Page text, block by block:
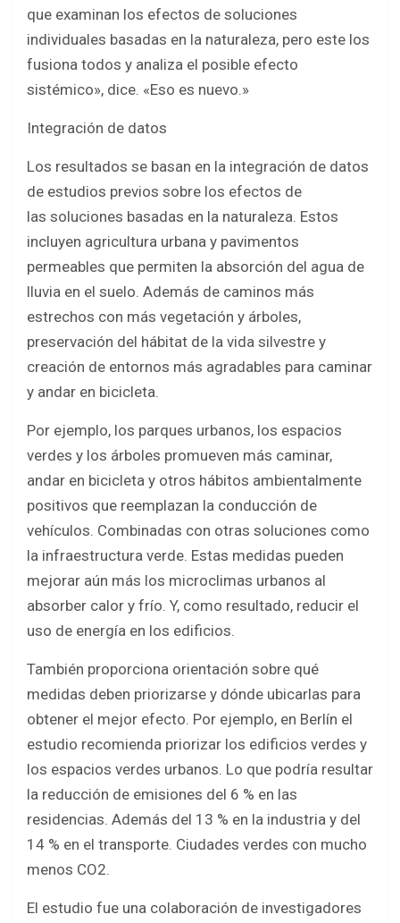
que examinan los efectos de soluciones
individuales basadas en la naturaleza, pero este los
fusiona todos y analiza el posible efecto
sistémico», dice. «Eso es nuevo.»
Integración de datos
Los resultados se basan en la integración de datos
de estudios previos sobre los efectos de
las soluciones basadas en la naturaleza. Estos
incluyen agricultura urbana y pavimentos
permeables que permiten la absorción del agua de
lluvia en el suelo. Además de caminos más
estrechos con más vegetación y árboles,
preservación del hábitat de la vida silvestre y
creación de entornos más agradables para caminar
y andar en bicicleta.
Por ejemplo, los parques urbanos, los espacios
verdes y los árboles promueven más caminar,
andar en bicicleta y otros hábitos ambientalmente
positivos que reemplazan la conducción de
vehículos. Combinadas con otras soluciones como
la infraestructura verde. Estas medidas pueden
mejorar aún más los microclimas urbanos al
absorber calor y frío. Y, como resultado, reducir el
uso de energía en los edificios.
También proporciona orientación sobre qué
medidas deben priorizarse y dónde ubicarlas para
obtener el mejor efecto. Por ejemplo, en Berlín el
estudio recomienda priorizar los edificios verdes y
los espacios verdes urbanos. Lo que podría resultar
la reducción de emisiones del 6 % en las
residencias. Además del 13 % en la industria y del
14 % en el transporte. Ciudades verdes con mucho
menos CO2.
El estudio fue una colaboración de investigadores